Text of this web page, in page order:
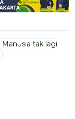
Manusia tak lagi